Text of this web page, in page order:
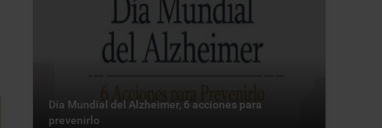
Día Mundial del Alzheimer, 6 acciones para
prevenirlo